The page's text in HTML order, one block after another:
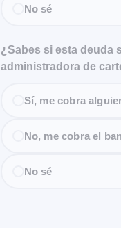
No sé
¿Sabes si esta deuda
administradora de
Sí, me cobra
No, me cobra el
No sé